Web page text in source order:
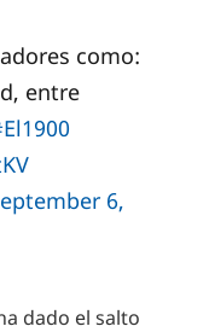
como:
entre
6,
dado el salto